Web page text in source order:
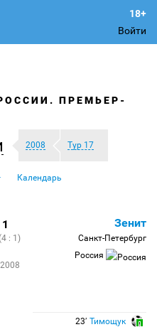
Войти
ПРЕМЬЕР-
2008 Тур 17
Календарь
: 1)
Зенит
Санкт-Петербург
Россия
23′ Тимощук